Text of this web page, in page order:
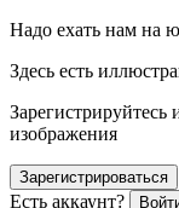
Надо ехать нам на
Здесь есть
Зарегистрируйтесь
изображения
Зарегистрироваться
Есть аккаунт?